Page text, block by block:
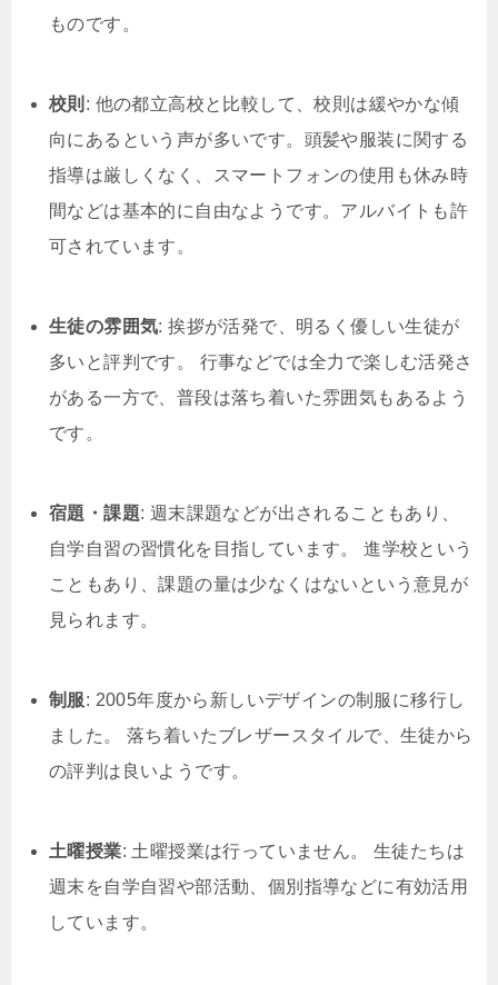
ものです。
校則 : 他の都立高校と比較して、校則は緩やかな傾
向にあるという声が多いです。頭髪や服装に関する
指導は厳しくなく、スマートフォンの使用も休み時
間などは基本的に自由なようです。アルバイトも許
可されています。
生徒の雰囲気: 挨拶が活発で、明るく優しい生徒が
多いと評判です。 行事などでは全力で楽しむ活発さ
がある一方で、普段は落ち着いた雰囲気もあるよう
です。
宿題・課題: 週末課題などが出されることもあり、
自学自習の習慣化を目指しています。 進学校という
こともあり、課題の量は少なくはないという意見が
見られます。
制服: 2005年度から新しいデザインの制服に移行し
ました。 落ち着いたブレザースタイルで、生徒から
の評判は良いようです。
土曜授業: 土曜授業は行っていません。 生徒たちは
週末を自学自習や部活動、個別指導などに有効活用
しています。